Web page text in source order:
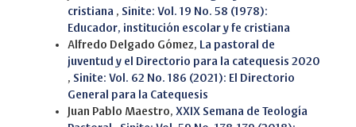
cristiana , Sinite: Vol. 19 No. 58 (1978):
Educador, institución escolar y fe cristiana
Alfredo Delgado Gómez, La pastoral de
juventud y el Directorio para la catequesis 2020
, Sinite: Vol. 62 No. 186 (2021): El Directorio
General para la Catequesis
Juan Pablo Maestro, XXIX Semana de Teología